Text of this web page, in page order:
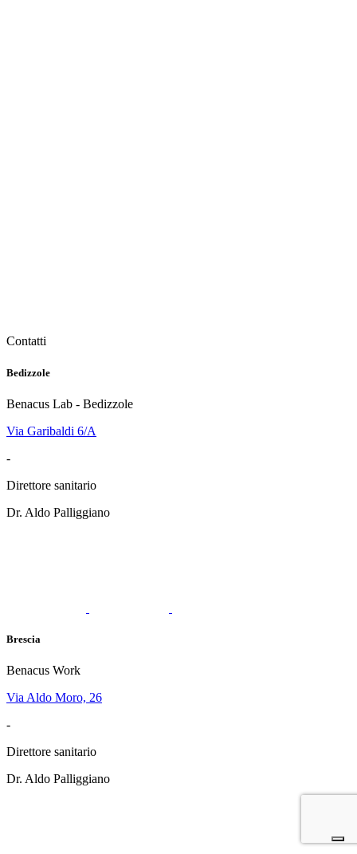
Contatti
Bedizzole
Benacus Lab - Bedizzole
Via Garibaldi 6/A
-
Direttore sanitario
Dr. Aldo Palliggiano
Brescia
Benacus Work
Via Aldo Moro, 26
-
Direttore sanitario
Dr. Aldo Palliggiano